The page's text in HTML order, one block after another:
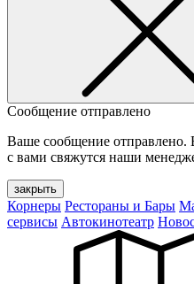
Сообщение отправлено
Ваше сообщение
с вами свяжутся наши
закрыть
Корнеры Рестораны и Бары
сервисы Автокинотеатр